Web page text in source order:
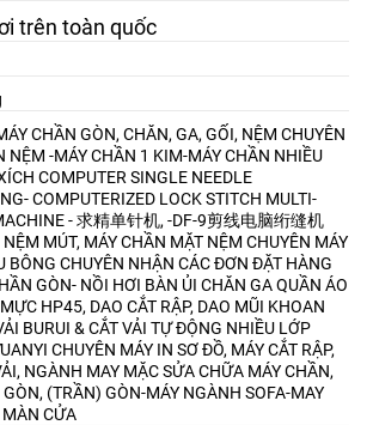
trên toàn quốc
CHẦN GÒN, CHĂN, GA, GỐI, NỆM CHUYÊN
NỆM -MÁY CHẦN 1 KIM-MÁY CHẦN NHIỀU
COMPUTER SINGLE NEEDLE
COMPUTERIZED LOCK STITCH MULTI-
- 求精单针机, -DF-9剪线电脑绗缝机
MÚT, MÁY CHẦN MẶT NỆM CHUYÊN MÁY
BÔNG CHUYÊN NHẬN CÁC ĐƠN ĐẶT HÀNG
GÒN- NỒI HƠI BÀN ỦI CHĂN GA QUẦN ÁO
HP45, DAO CẮT RẬP, DAO MŨI KHOAN
BURUI & CẮT VẢI TỰ ĐỘNG NHIỀU LỚP
CHUYÊN MÁY IN SƠ ĐỒ, MÁY CẮT RẬP,
NGÀNH MAY MẶCSỬA CHỮA MÁY CHẦN,
(TRẦN) GÒN-MÁY NGÀNH SOFA-MAY
CỬA